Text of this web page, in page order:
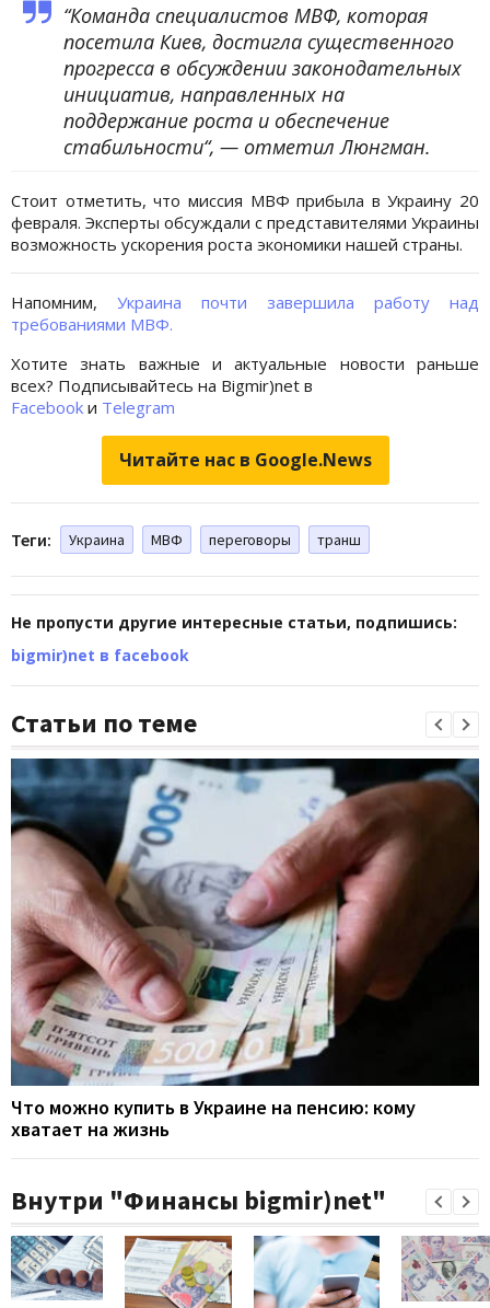
“Команда специалистов МВФ, которая
посетила Киев, достигла существенного
прогресса в обсуждении законодательных
инициатив, направленных на
поддержание роста и обеспечение
стабильности“, — отметил Люнгман.
Стоит отметить, что миссия МВФ прибыла в Украину 20
февраля. Эксперты обсуждали с представителями Украины
возможность ускорения роста экономики нашей страны.
Напомним, Украина почти завершила работу над
требованиями МВФ.
Хотите знать важные и актуальные новости раньше
всех? Подписывайтесь на Bigmir)net в
Facebook и Telegram
Читайте нас в Google.News
Теги: Украина МВФ переговоры транш
Не пропусти другие интересные статьи, подпишись:
bigmir)net в facebook
Статьи по теме
Что можно купить в Украине на пенсию: кому
хватает на жизнь
Внутри "Финансы bigmir)net"